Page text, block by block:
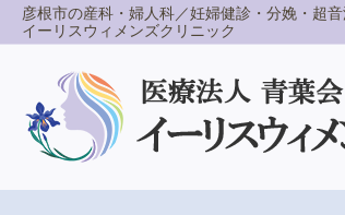
彦根市の産科・婦人科／妊婦健診・分娩・超
イーリスウィメンズクリニック